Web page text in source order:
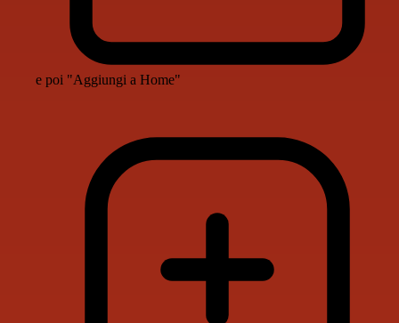
e poi "Aggiungi a Home"